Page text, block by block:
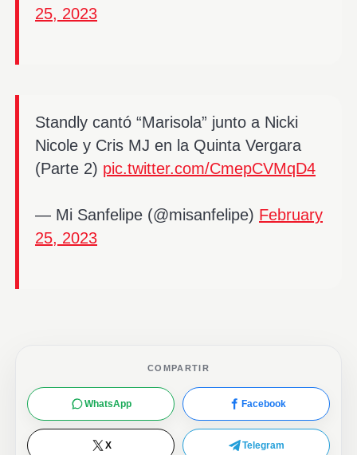
25, 2023
Standly cantó “Marisola” junto a Nicki
Nicole y Cris MJ en la Quinta Vergara
(Parte 2) pic.twitter.com/CmepCVMqD4
— Mi Sanfelipe (@misanfelipe) February
25, 2023
COMPARTIR
WhatsApp Facebook
X Telegram